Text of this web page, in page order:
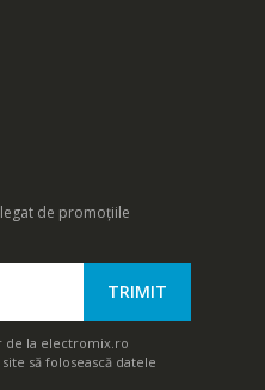
de promoțiile
de la electromix.ro
să folosească datele